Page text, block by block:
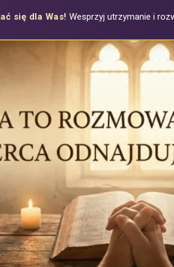
się dla Was! Wesprzyj utrzymanie i